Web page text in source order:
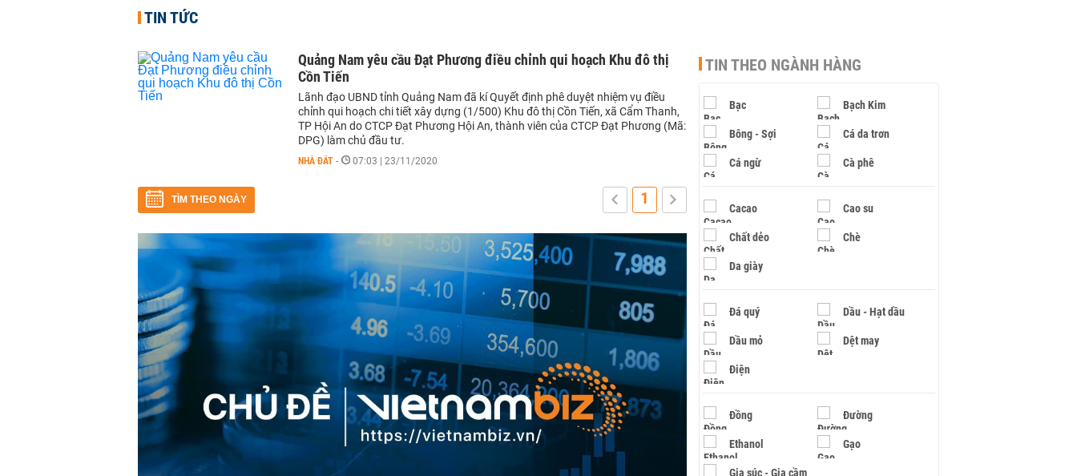
TIN TỨC
Quảng Nam yêu cầu Đạt Phương điều chỉnh qui hoạch Khu đô thị
Cồn Tiến
Lãnh đạo UBND tỉnh Quảng Nam đã kí Quyết định phê duyệt nhiệm vụ điều
chỉnh qui hoạch chi tiết xây dựng (1/500) Khu đô thị Cồn Tiến, xã Cẩm Thanh,
TP Hội An do CTCP Đạt Phương Hội An, thành viên của CTCP Đạt Phương (Mã:
DPG) làm chủ đầu tư.
NHÀ ĐẤT - 07:03 | 23/11/2020
TÌM THEO NGÀY 1
TIN THEO NGÀNH HÀNG
Bạc Bạch Kim
Bông - Sợi Cá da trơn
Cá ngừ Cà phê
Cacao Cao su
Chất dẻo Chè
Da giày
Đá quý Dầu - Hạt dầu
Dầu mỏ Dệt may
Điện
Đồng Đường
Ethanol Gạo
Gia súc - Gia cầm